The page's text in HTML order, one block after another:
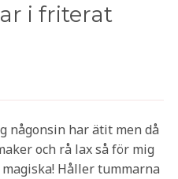
i friterat
någonsin har ätit men då
och rå lax så för mig
Håller tummarna